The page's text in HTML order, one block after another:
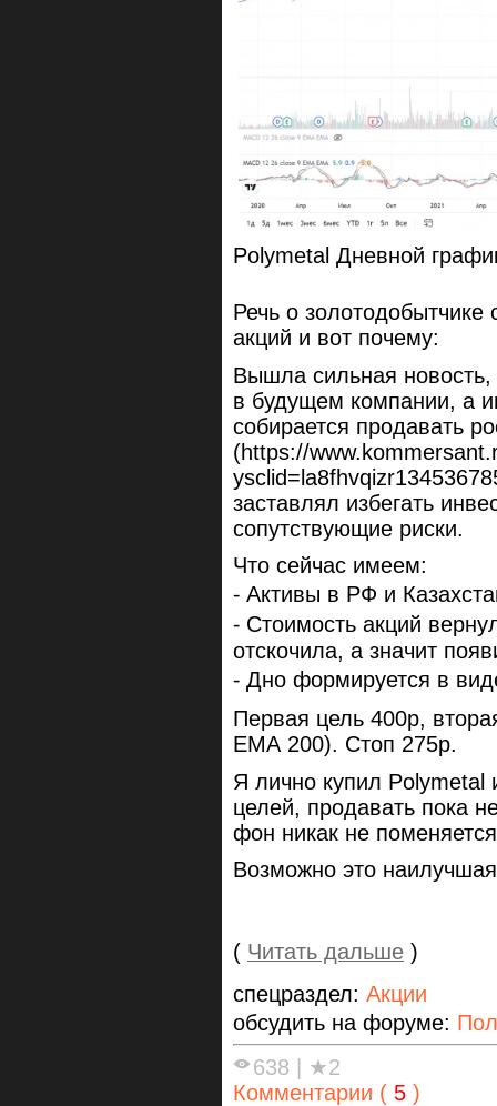
Polymetal Дневной
Речь о
акций и вот почему:
Вышла сильная новость,
в будущем компании, а
собирается продавать
(https://
заставлял избегать
сопутствующие риски.
Что сейчас имеем:
⁃ Активы в РФ и
⁃ Стоимость акций
отскочила, а значит
⁃ Дно формируется в
Первая цель 400р,
ЕМА 200). Стоп 275р.
Я лично купил Polymetal
целей, продавать пока
фон никак не
Возможно это
( Читать дальше )
спецраздел: Акции
обсудить на форуме:
638
★2
Комментарии ( 5 )